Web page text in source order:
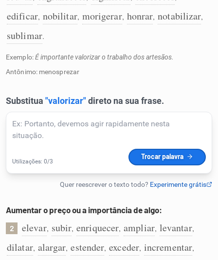
Caça-palavras
edificar, nobilitar, morigerar, honrar, notabilizar,
sublimar.
Exemplo:É importante valorizar o trabalho dos artesãos.
Antônimo: menosprezar
Aumentar o preço ou a importância de algo:
2 elevar, subir, enriquecer, ampliar, levantar,
dilatar, alargar, estender, exceder, incrementar,